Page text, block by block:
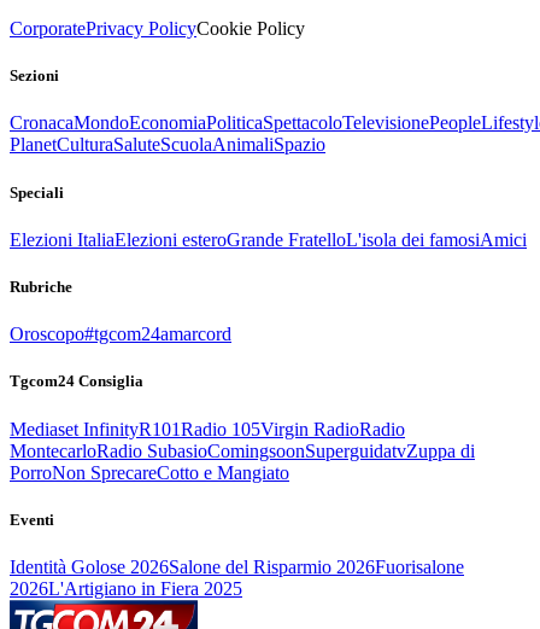
CorporatePrivacy PolicyCookie Policy
Sezioni
CronacaMondoEconomiaPoliticaSpettacoloTelevisionePeople
PlanetCulturaSaluteScuolaAnimaliSpazio
Speciali
Elezioni ItaliaElezioni esteroGrande FratelloL'isola dei famosiAmici
Rubriche
Oroscopo#tgcom24amarcord
Tgcom24 Consiglia
Mediaset InfinityR101Radio 105Virgin RadioRadio
MontecarloRadio SubasioComingsoonSuperguidatvZuppa di
PorroNon SprecareCotto e Mangiato
Eventi
Identità Golose 2026Salone del Risparmio 2026Fuorisalone
2026L'Artigiano in Fiera 2025